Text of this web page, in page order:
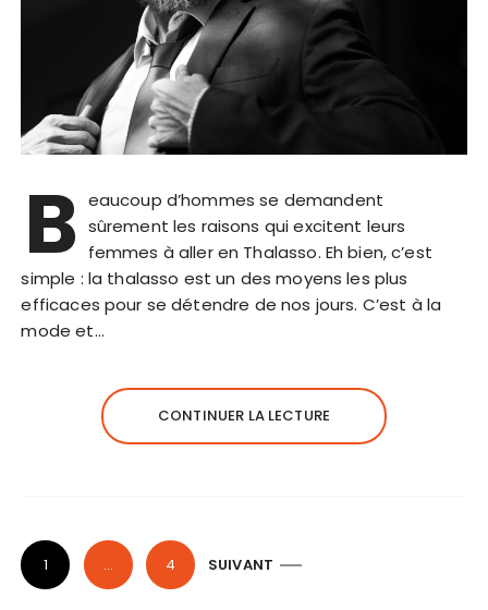
B eaucoup d’hommes se demandent
sûrement les raisons qui excitent leurs
femmes à aller en Thalasso. Eh bien, c’est
simple : la thalasso est un des moyens les plus
efficaces pour se détendre de nos jours. C’est à la
mode et…
CONTINUER LA LECTURE
P
a
1 … 4 SUIVANT